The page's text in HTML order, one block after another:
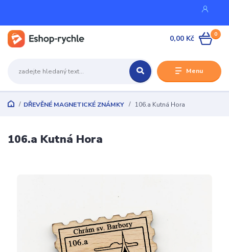
Menu
0
0,00 Kč
DŘEVĚNÉ MAGNETICKÉ ZNÁMKY 106.a Kutná Hora
106.a Kutná Hora